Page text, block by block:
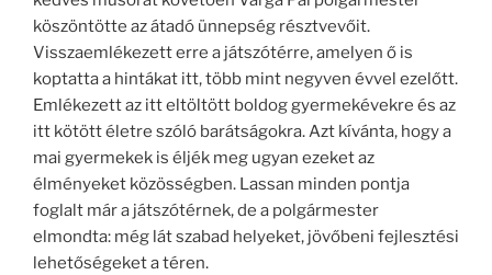
köszöntötte az átadó ünnepség résztvevőit.
Visszaemlékezett erre a játszótérre, amelyen ő is
koptatta a hintákat itt, több mint negyven évvel ezelőtt.
Emlékezett az itt eltöltött boldog gyermekévekre és az
itt kötött életre szóló barátságokra. Azt kívánta, hogy a
mai gyermekek is éljék meg ugyan ezeket az
élményeket közösségben. Lassan minden pontja
foglalt már a játszótérnek, de a polgármester
elmondta: még lát szabad helyeket, jövőbeni fejlesztési
lehetőségeket a téren.